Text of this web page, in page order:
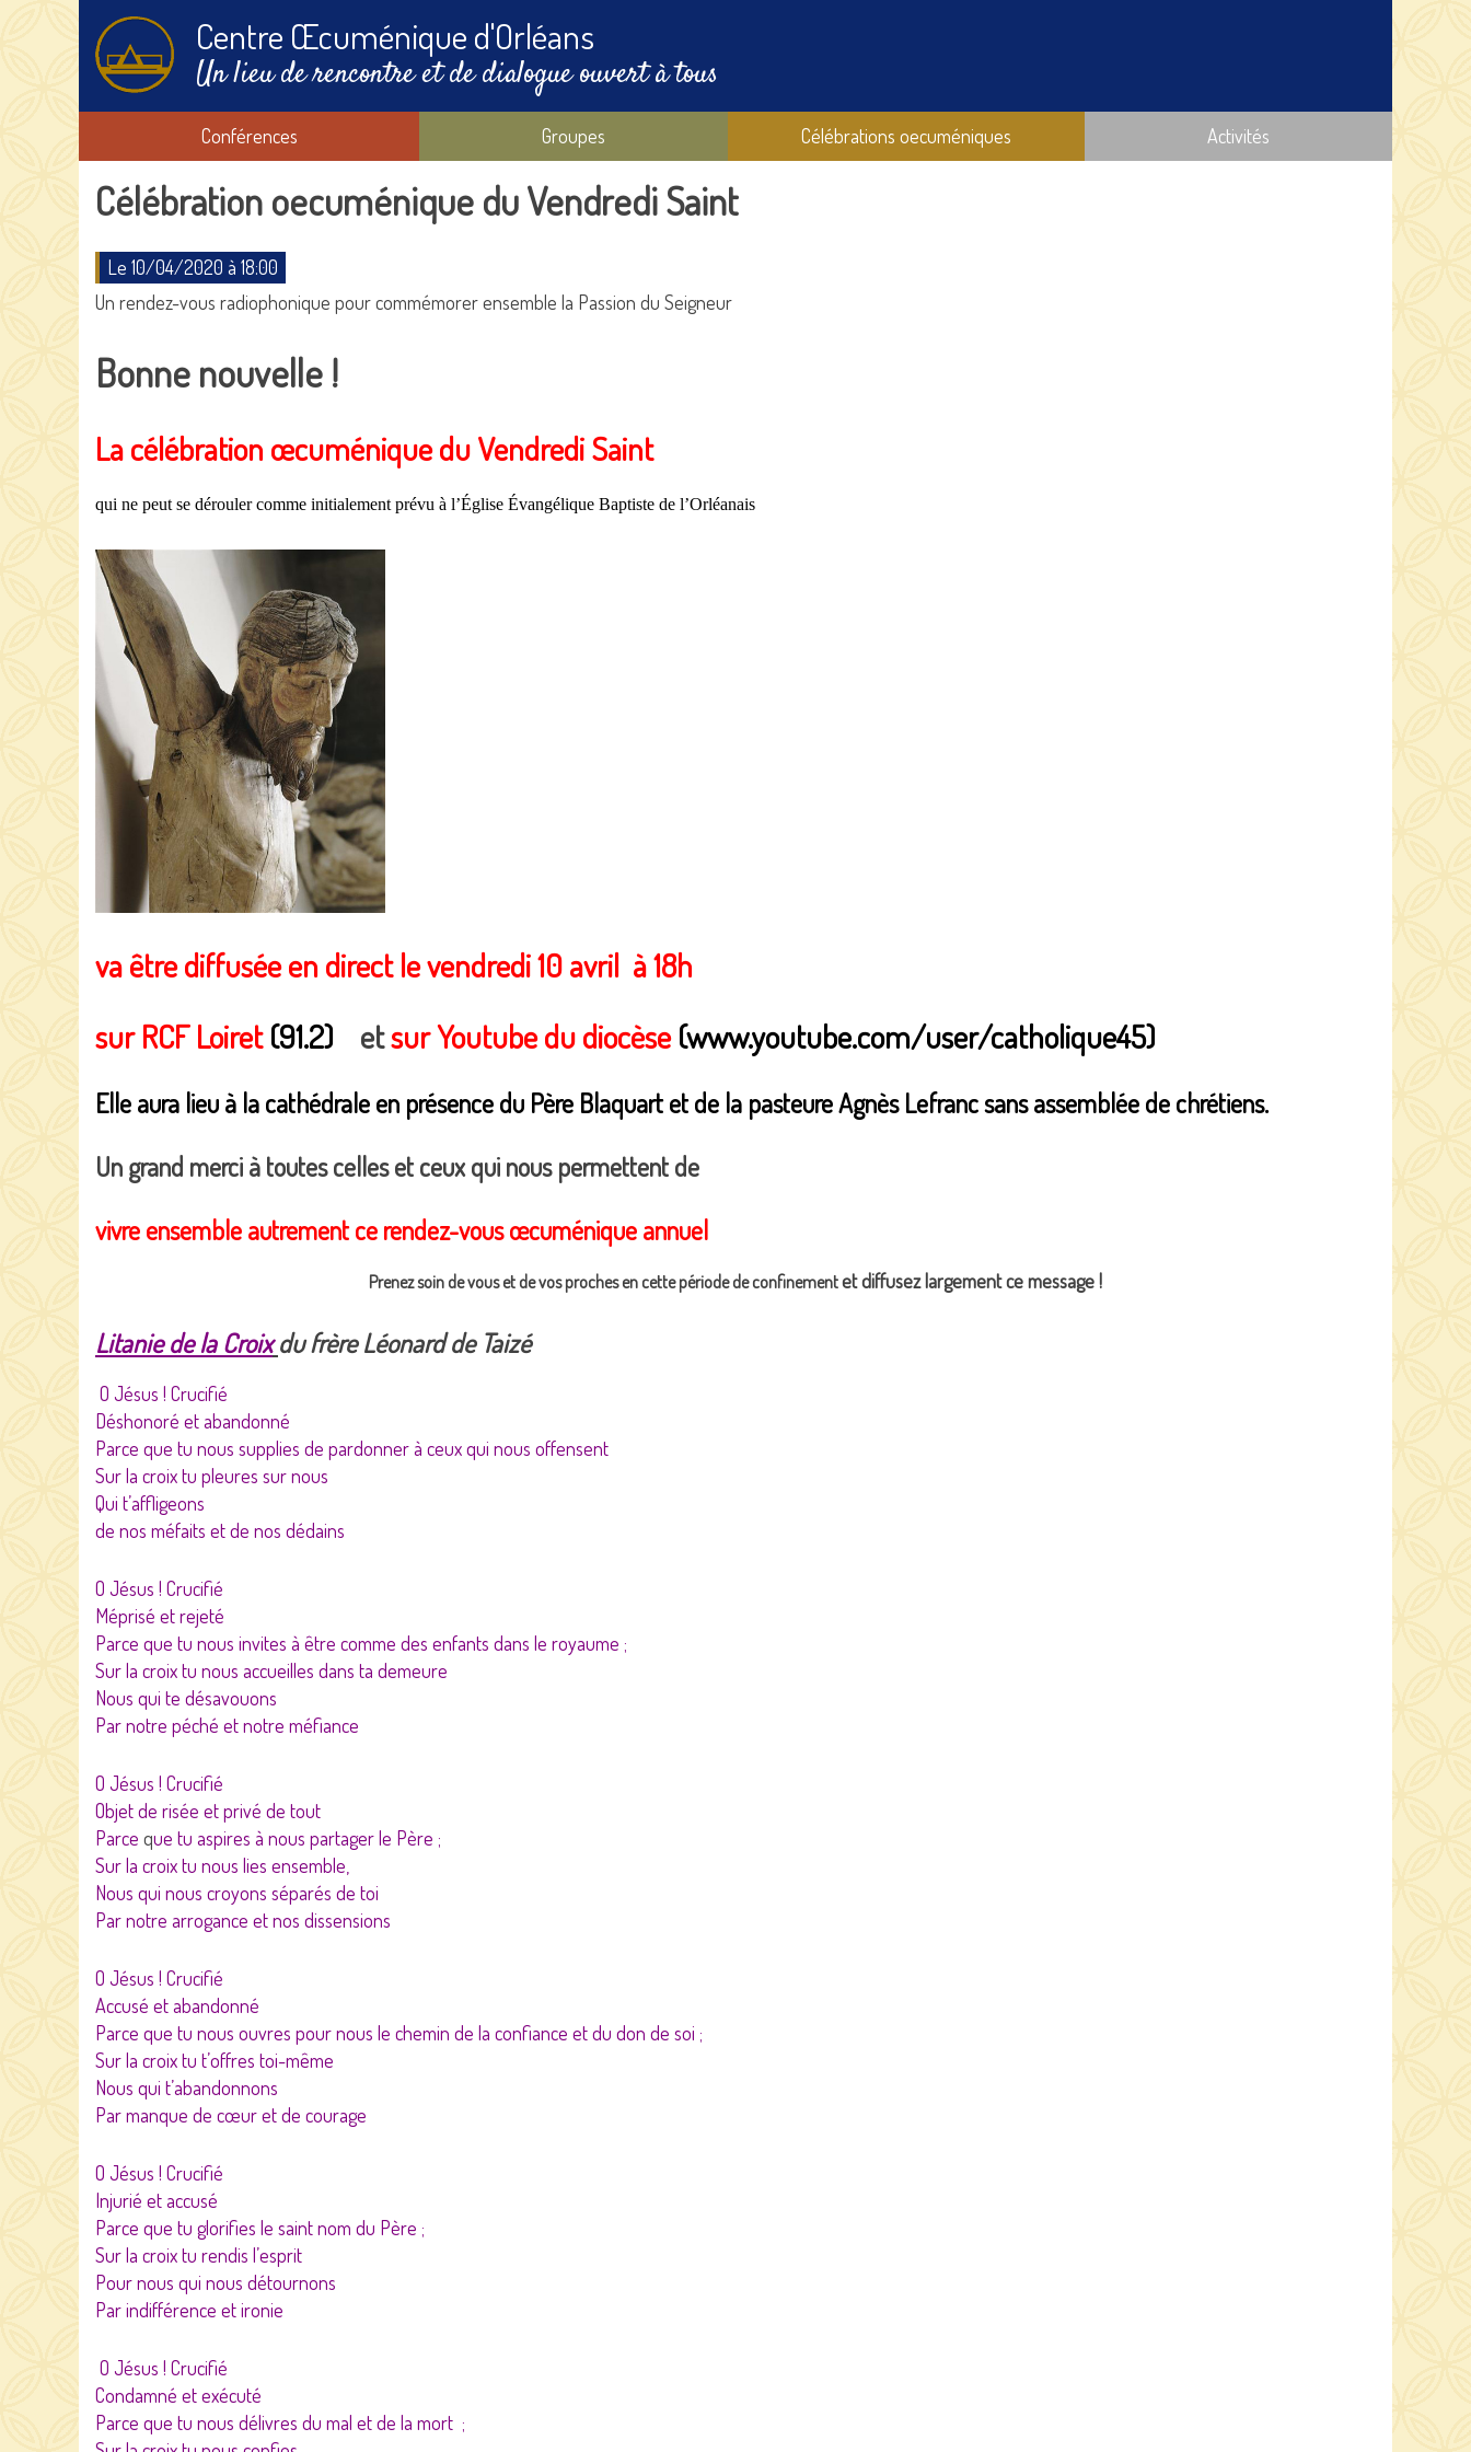
Centre Œcuménique d'Orléans
Un lieu de rencontre et de dialogue ouvert à tous
Conférences Groupes Célébrations oecuméniques Activités
Célébration oecuménique du Vendredi Saint
Le 10/04/2020 à 18:00
Un rendez-vous radiophonique pour commémorer ensemble la Passion du Seigneur
Bonne nouvelle !
La célébration œcuménique du Vendredi Saint
qui ne peut se dérouler comme initialement prévu à l’Église Évangélique Baptiste de l’Orléanais
va être diffusée en direct le vendredi 10 avril à 18h
sur RCF Loiret(91.2) etsur Youtube du diocèse(www.youtube.com/user/catholique45)
Elle aura lieu à la cathédrale en présence du Père Blaquart et de la pasteure Agnès Lefranc sans assemblée de chrétiens.
Un grand mercià toutes celles et ceux qui nous permettent de
vivre ensemble autrement ce rendez-vous œcuménique annuel
Prenez soin de vous et de vos proches en cette période de confinementet diffusez largement ce message !
Litanie de la Croix du frère Léonard de Taizé
O Jésus ! Crucifié
Déshonoré et abandonné
Parce que tu nous supplies de pardonner à ceux qui nous offensent
Sur la croix tu pleures sur nous
Qui t’affligeons
de nos méfaits et de nos dédains
O Jésus ! Crucifié
Méprisé et rejeté
Parce que tu nous invites à être comme des enfants dans le royaume ;
Sur la croix tu nous accueilles dans ta demeure
Nous qui te désavouons
Par notre péché et notre méfiance
O Jésus ! Crucifié
Objet de risée et privé de tout
Parce que tu aspires à nous partager le Père ;
Sur la croix tu nous lies ensemble,
Nous qui nous croyons séparés de toi
Par notre arrogance et nos dissensions
O Jésus ! Crucifié
Accusé et abandonné
Parce que tu nous ouvres pour nous le chemin de la confiance et du don de soi ;
Sur la croix tu t’offres toi-même
Nous qui t’abandonnons
Par manque de cœur et de courage
O Jésus ! Crucifié
Injurié et accusé
Parce que tu glorifies le saint nom du Père ;
Sur la croix tu rendis l’esprit
Pour nous qui nous détournons
Par indifférence et ironie
O Jésus ! Crucifié
Condamné et exécuté
Parce que tu nous délivres du mal et de la mort ;